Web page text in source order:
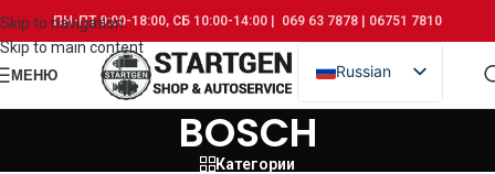
Skip to navigation
Skip to main content
ПН-ПТ 9:00-18:00, СБ 10:00-14:00 | 069 63 7878 | 06751 7810
МЕНЮ
Russian
Romanian
BOSCH
Категории